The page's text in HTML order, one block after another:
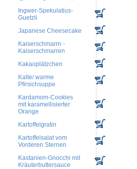
Ingwer-Spekulatius-
Guetzli
Japanese Cheesecake
Kaiserschmarrn -
Kaiserschmarren
Kakaoplätzchen
Kalte/ warme
Pfirsichsuppe
Kardamom-Cookies
mit karamellisierter
Orange
Kartoffelgratin
Kartoffelsalat vom
Vorderen Sternen
Kastanien-Gnocchi mit
Kräuterbuttersauce